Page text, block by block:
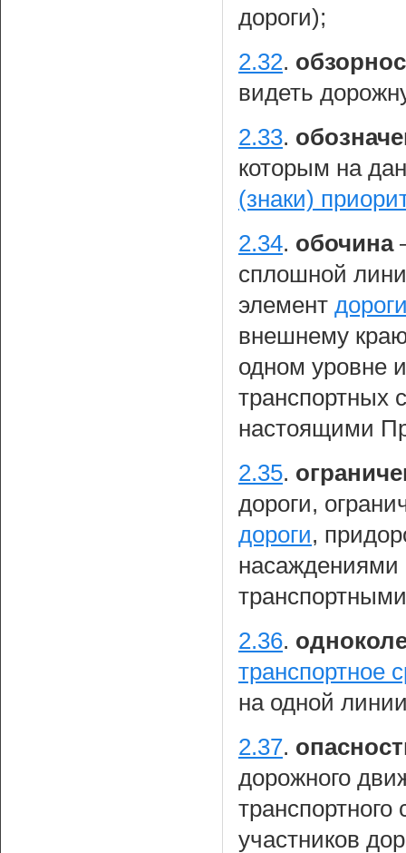
дороги);
2.32.
видеть
2.33.
которым на
(знаки)
2.34. обочина
сплошной
элемент
внешнему
одном уровне
транспортных
настоящими
2.35.
дороги,
дороги,
насаждениями
2.36.
транспортное
на одной
2.37.
дорожного
участников